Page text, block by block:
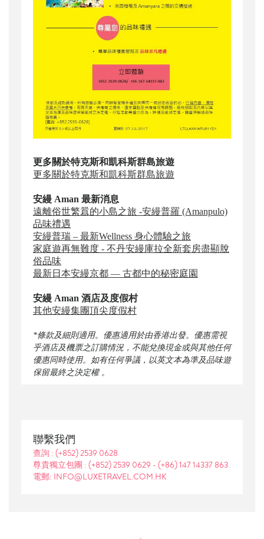
更多關於特克斯和凱科斯群島旅遊
更多關於特克斯和凱科斯群島旅遊
安縵 Aman 最新消息
遠離俗世繁囂的小島之旅 -安縵普羅 (Amanpulo)
品味禮遇
安縵普瑞 – 最新Wellness 身心體驗之旅
家庭遊再無難度 - 不丹安縵庫拉全新套房盡顯脫
俗品味
最新日本安縵京都 — 古都中的秘密庭園
安縵 Aman 酒店及度假村
其他安縵集團頂尖度假村
*條款及細則適用。優惠適用於由香港出發。優惠需視
乎酒店及機票之訂購情況，不能兌換現金或與其他任何
優惠同時使用。如有任何爭議，以英文本為準及品味遊
保留最終之決定權 。
聯繫我們
查詢 : (+852) 2539 0628
尊貴獨立包團 : (+852) 2539 0629 - (+86) 147 14337 863
電郵: INFO@LUXETRAVEL.COM.HK